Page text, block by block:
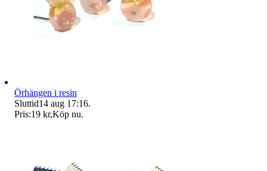
Örhängen i resin
Sluttid14 aug 17:16.
Pris:19 kr,Köp nu.